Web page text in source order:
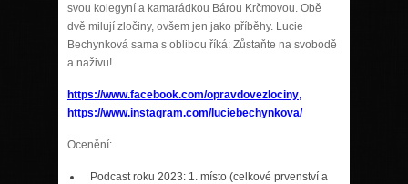
svou kolegyní a kamarádkou Bárou Krčmovou. Obě
dvě milují zločiny, ovšem jen jako příběhy. Lucie
Bechynková sama s oblibou říká: Zůstaňte na svobodě
a naživu!
https://www.facebook.com/opravdovezlociny,
https://www.instagram.com/luciebechynkova/
Ocenění:
Podcast roku 2023: 1. místo (celkové prvenství a